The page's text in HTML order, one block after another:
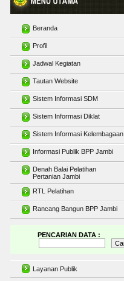
Beranda
Profil
Jadwal Kegiatan
Tautan Website
Sistem Informasi SDM
Sistem Informasi Diklat
Sistem Informasi Kelembagaan
Informasi Publik BPP Jambi
Denah Balai Pelatihan
Pertanian Jambi
RTL Pelatihan
Rancang Bangun BPP Jambi
PENCARIAN DATA :
Layanan Publik